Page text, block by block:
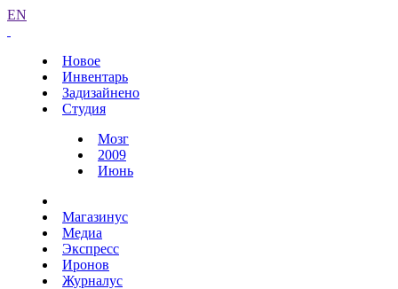
EN
Новое
Инвентарь
Задизайнено
Студия
Мозг
2009
Июнь
Магазинус
Медиа
Экспресс
Иронов
Журналус